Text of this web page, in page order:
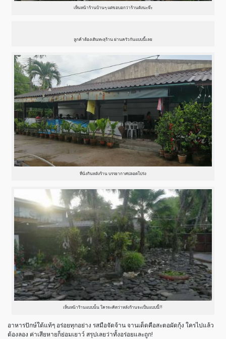
เห็นหน้าร้านบ้านๆ แต่ขอบอกว่าร้านดังนะจ๊ะ
ลูกค้าต้องเดินทะลุร้าน ผ่านครัวกันแบบนี้เลย
ที่นั่งกินหลังร้าน บรรยากาศปลอดโปร่ง
เห็นหน้าร้านแบบนั้น ใครจะคิดว่าหลังร้านจะเป็นแบบนี้!!
อาหารปักษ์ใต้แท้ๆ อร่อยทุกอย่าง รสมือจัดจ้าน จานเด็ดคือสะตอผัดกุ้ง ใครไปแล้ว
ต้องลอง ค่าเสียหายก็ย่อมเยาว์ สรุปเลยว่าทั้งอร่อยและถูก!